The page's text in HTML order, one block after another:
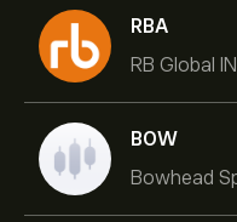
RBA
RB Global
BOW
Bowhead